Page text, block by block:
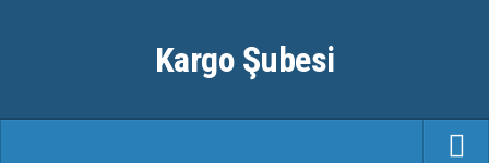
Kargo Şubesi